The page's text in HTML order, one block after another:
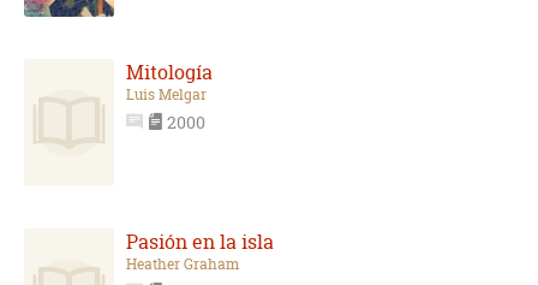
Mitología
Luis Melgar
2000
Pasión en la isla
Heather Graham